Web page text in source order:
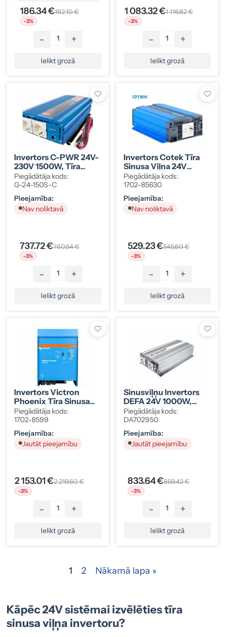
186.34 €192.10 €
-3%
- +
Ielikt grozā
1 083.32 €1 116.82 €
-3%
- +
Ielikt grozā
Invertors C-PWR 24V-
230V 1500W, Tīra
Sinusa Viļņa
Piegādātāja kods:
G-24-150S-C
Pieejamība:
Nav noliktavā
737.72 €760.54 €
-3%
- +
Ielikt grozā
Invertors Cotek Tīra
Sinusa Viļņa 24V
700W
Piegādātāja kods:
1702-85630
Pieejamība:
Nav noliktavā
529.23 €545.60 €
-3%
- +
Ielikt grozā
Invertors Victron
Phoenix Tīra Sinusa
Viļņa 24/3000VA
Piegādātāja kods:
1702-8599
Pieejamība:
Jautāt pieejamību
2 153.01 €2 219.60 €
-3%
- +
Ielikt grozā
Sinusviļņu Invertors
DEFA 24V 1000W,
Schuko
Piegādātāja kods:
DA702950
Pieejamība:
Jautāt pieejamību
833.64 €859.42 €
-3%
- +
Ielikt grozā
1 2 Nākamā lapa »
Kāpēc 24V sistēmai izvēlēties tīra
sinusa viļņa invertoru?